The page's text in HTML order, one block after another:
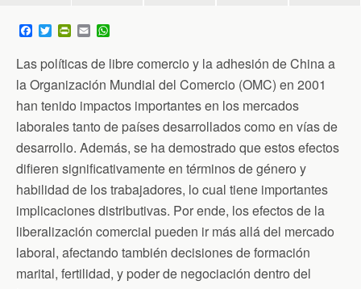
F
a
e
b
o
o
k
T
w
t
t
e
r
P
n
t
F
r
i
e
n
l
y
E
m
a
i
l
a
t
s
A
p
p
Las políticas de libre comercio y la adhesión de China a
la Organización Mundial del Comercio (OMC) en 2001
han tenido impactos importantes en los mercados
laborales tanto de países desarrollados como en vías de
desarrollo. Además, se ha demostrado que estos efectos
difieren significativamente en términos de género y
habilidad de los trabajadores, lo cual tiene importantes
implicaciones distributivas. Por ende, los efectos de la
liberalización comercial pueden ir más allá del mercado
laboral, afectando también decisiones de formación
marital, fertilidad, y poder de negociación dentro del